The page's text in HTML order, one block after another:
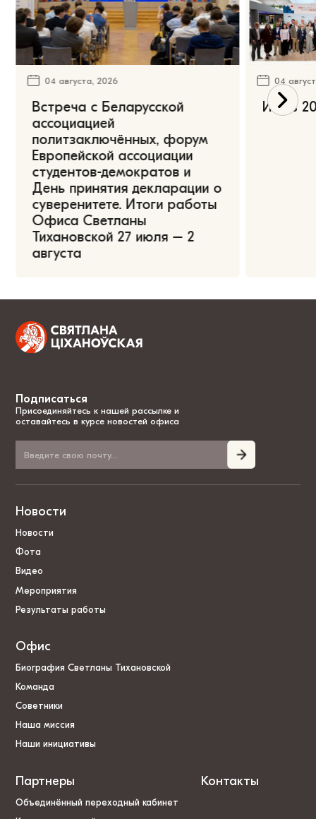
04 августа, 2026
Встреча с Беларусской
ассоциацией
политзаключённых, форум
Европейской ассоциации
студентов-демократов и
День принятия декларации о
суверенитете. Итоги работы
Офиса Светланы
Тихановской 27 июля – 2
августа
04
Июль
Подписаться
Присоединяйтесь к нашей рассылке и
оставайтесь в курсе новостей офиса
Новости
Новости
Фота
Видео
Мероприятия
Результаты работы
Офис
Биография Светланы Тихановской
Команда
Советники
Наша миссия
Наши инициативы
Партнеры
Объединённый переходный кабинет
Контакты